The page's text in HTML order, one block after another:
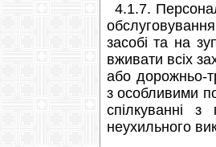
4.1.7.
засобі та на
вживати всіх
або дорожньо-
з особливими
спілкуванні
неухильного